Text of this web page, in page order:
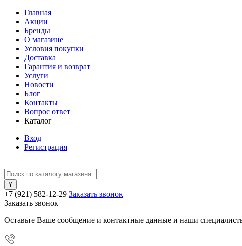
Главная
Акции
Бренды
О магазине
Условия покупки
Доставка
Гарантия и возврат
Услуги
Новости
Блог
Контакты
Вопрос ответ
Каталог
Вход
Регистрация
+7 (921) 582-12-29 Заказать звонок
Заказать звонок
Оставьте Ваше сообщение и контактные данные и наши